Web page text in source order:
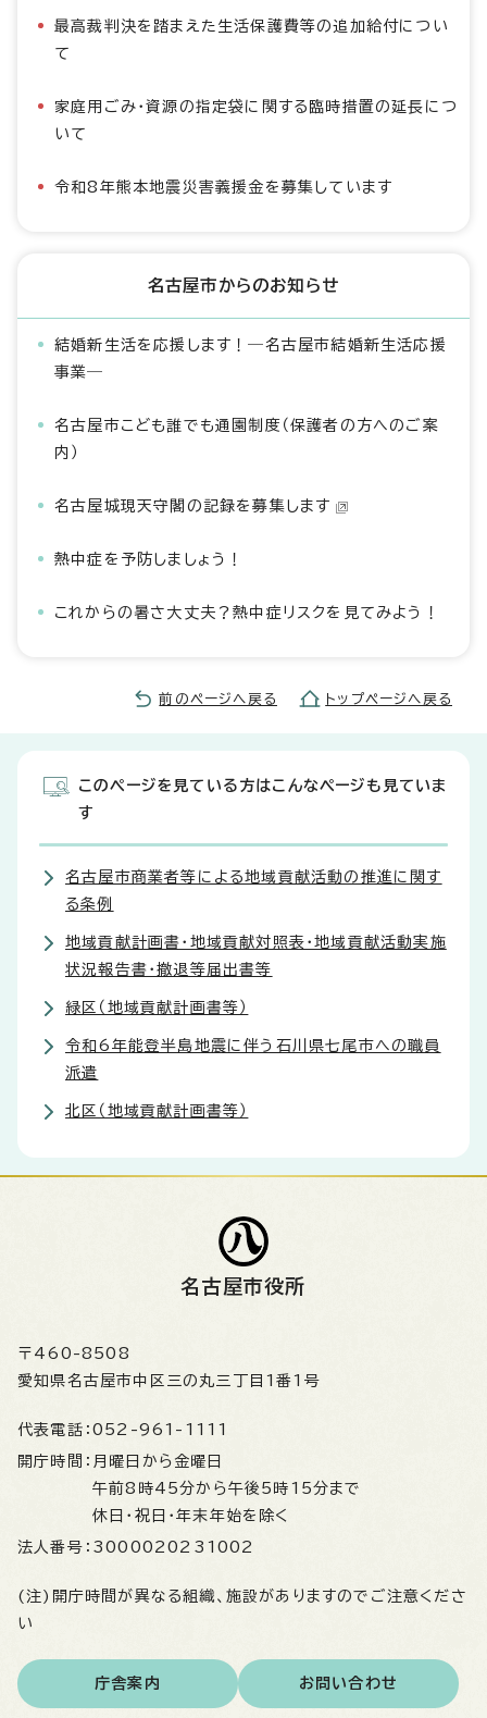
最高裁判決を踏まえた生活保護費等の追加給付につい
て
家庭用ごみ・資源の指定袋に関する臨時措置の延長につ
いて
令和8年熊本地震災害義援金を募集しています
名古屋市からのお知らせ
結婚新生活を応援します！―名古屋市結婚新生活応援
事業―
名古屋市こども誰でも通園制度（保護者の方へのご案
内）
名古屋城現天守閣の記録を募集します
熱中症を予防しましょう！
これからの暑さ大丈夫？熱中症リスクを見てみよう！
前のページへ戻る トップページへ戻る
このページを見ている方はこんなページも見ていま
す
名古屋市商業者等による地域貢献活動の推進に関す
る条例
地域貢献計画書・地域貢献対照表・地域貢献活動実施
状況報告書・撤退等届出書等
緑区（地域貢献計画書等）
令和6年能登半島地震に伴う石川県七尾市への職員
派遣
北区（地域貢献計画書等）
名古屋市役所
〒460-8508
愛知県名古屋市中区三の丸三丁目1番1号
代表電話： 052-961-1111
開庁時間： 月曜日から金曜日
午前8時45分から午後5時15分まで
休日・祝日・年末年始を除く
法人番号： 3000020231002
(注)開庁時間が異なる組織、施設がありますのでご注意くださ
い
庁舎案内 お問い合わせ